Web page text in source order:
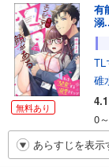
無料あり
有
溺
TL
碓
4.1
0
あらすじを表示